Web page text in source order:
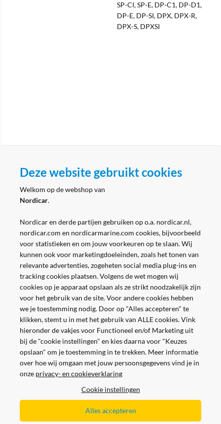
SP-CI, SP-E, DP-C1, DP-D1,
DP-E, DP-SI, DPX, DPX-R,
DPX-S, DPXSI
Klantenservice
Over Nordicar
Zakelijk
Volg ons
Veilig en gemakkelijk betalen
Deze website gebruikt cookies
Welkom op de webshop van
Nordicar.
Nordicar en derde partijen gebruiken op o.a. nordicar.nl,
nordicar.com en nordicarmarine.com cookies, bijvoorbeeld
voor statistieken en om jouw voorkeuren op te slaan. Wij
kunnen ook voor marketingdoeleinden, zoals het tonen van
relevante advertenties, zogeheten social media plug-ins en
tracking cookies plaatsen. Volgens de wet mogen wij
cookies op je apparaat opslaan als ze strikt noodzakelijk zijn
voor het gebruik van de site. Voor andere cookies hebben
we je toestemming nodig. Door op "Alles accepteren" te
klikken, stemt u in met het gebruik van ALLE cookies. Vink
hieronder de vakjes voor Functioneel en/of Marketing uit
bij de "cookie instellingen" en kies daarna voor "Keuzes
opslaan" om je toestemming in te trekken. Meer informatie
over hoe wij omgaan met jouw persoonsgegevens vind je in
onze privacy- en cookieverklaring
Cookie instellingen
Alles accepteren